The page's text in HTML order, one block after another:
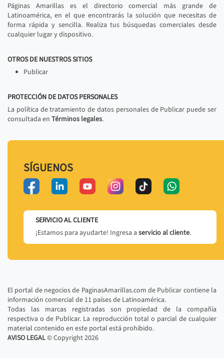
Páginas Amarillas es el directorio comercial más grande de
Latinoamérica, en el que encontrarás la solución que necesitas de
forma rápida y sencilla. Realiza tus búsquedas comerciales desde
cualquier lugar y dispositivo.
OTROS DE NUESTROS SITIOS
Publicar
PROTECCIÓN DE DATOS PERSONALES
La política de tratamiento de datos personales de Publicar puede ser
consultada en Términos legales.
SÍGUENOS
SERVICIO AL CLIENTE
¡Estamos para ayudarte! Ingresa a servicio al cliente.
El portal de negocios de PaginasAmarillas.com de Publicar contiene la
información comercial de 11 países de Latinoamérica.
Todas las marcas registradas son propiedad de la compañía
respectiva o de Publicar. La reproducción total o parcial de cualquier
material contenido en este portal está prohibido.
AVISO LEGAL© Copyright2026